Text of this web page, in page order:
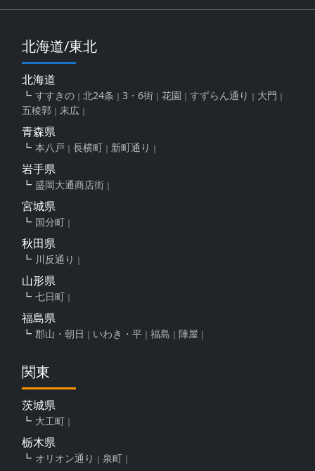
北海道/東北
北海道
すすきの 北24条 3・6街 花園 すずらん通り
大門
五稜郭
末広
青森県
本八戸 長横町 新町通り
岩手県
盛岡大通商店街
宮城県
国分町
秋田県
川反通り
山形県
七日町
福島県
郡山・朝日 いわき・平 福島 陣屋
関東
茨城県
大工町
栃木県
オリオン通り 泉町